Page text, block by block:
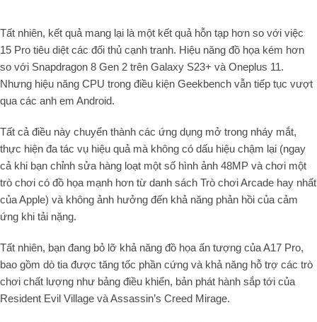
Tất nhiên, kết quả mang lại là một kết quả hỗn tạp hơn so với việc
15 Pro tiêu diệt các đối thủ cạnh tranh. Hiệu năng đồ họa kém hơn
so với Snapdragon 8 Gen 2 trên Galaxy S23+ và Oneplus 11.
Nhưng hiệu năng CPU trong điều kiện Geekbench vẫn tiếp tục vượt
qua các anh em Android.
Tất cả điều này chuyển thành các ứng dụng mở trong nháy mắt,
thực hiện đa tác vụ hiệu quả mà không có dấu hiệu chậm lại (ngay
cả khi bạn chỉnh sửa hàng loạt một số hình ảnh 48MP và chơi một
trò chơi có đồ họa mạnh hơn từ danh sách Trò chơi Arcade hay nhất
của Apple) và không ảnh hưởng đến khả năng phản hồi của cảm
ứng khi tải nặng.
Tất nhiên, bạn đang bỏ lỡ khả năng đồ họa ấn tượng của A17 Pro,
bao gồm dò tia được tăng tốc phần cứng và khả năng hỗ trợ các trò
chơi chất lượng như bảng điều khiển, bản phát hành sắp tới của
Resident Evil Village và Assassin’s Creed Mirage.